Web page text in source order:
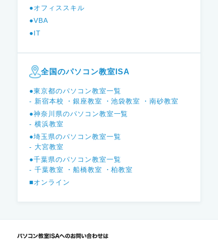
●オフィススキル
●VBA
●IT
全国のパソコン教室ISA
●東京都のパソコン教室一覧
- 新宿本校
・銀座教室 ・池袋教室
・南砂教室
●神奈川県のパソコン教室一覧
- 横浜教室
●埼玉県のパソコン教室一覧
- 大宮教室
●千葉県のパソコン教室一覧
- 千葉教室
・船橋教室
・柏教室
■オンライン